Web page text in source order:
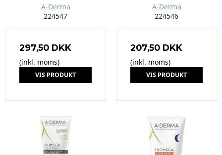
A-Derma
224547
297,50 DKK
(inkl. moms)
VIS PRODUKT
A-Derma
224546
207,50 DKK
(inkl. moms)
VIS PRODUKT